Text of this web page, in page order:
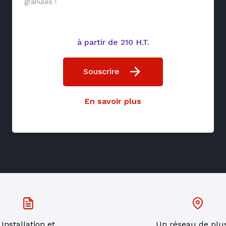
à partir de 210 H.T.
Souscrire
En savoir plus